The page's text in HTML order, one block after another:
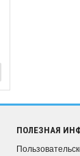
ПОЛЕЗНАЯ